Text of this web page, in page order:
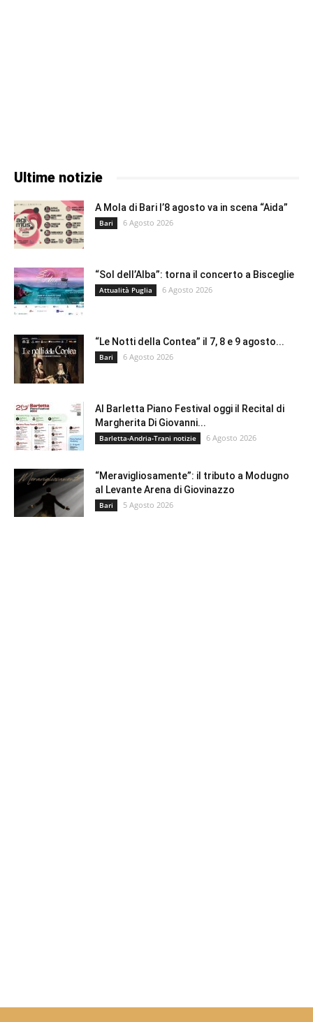
Ultime notizie
A Mola di Bari l’8 agosto va in scena “Aida”
Bari 6 Agosto 2026
“Sol dell’Alba”: torna il concerto a Bisceglie
Attualità Puglia 6 Agosto 2026
“Le Notti della Contea” il 7, 8 e 9 agosto...
Bari 6 Agosto 2026
Al Barletta Piano Festival oggi il Recital di
Margherita Di Giovanni...
Barletta-Andria-Trani notizie 6 Agosto 2026
“Meravigliosamente”: il tributo a Modugno
al Levante Arena di Giovinazzo
Bari 5 Agosto 2026